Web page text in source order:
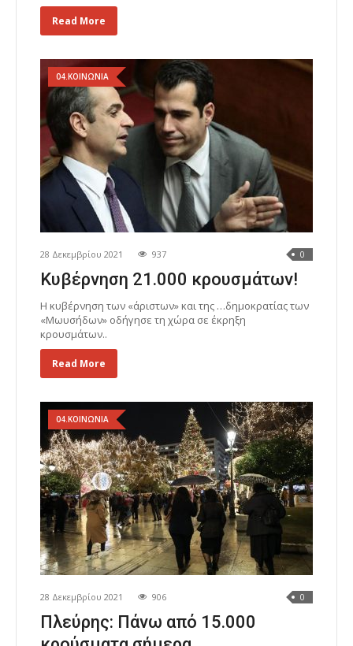
Read More
04.ΚΟΙΝΩΝΙΑ
28 Δεκεμβρίου 2021 937 0
Κυβέρνηση 21.000 κρουσμάτων!
Η κυβέρνηση των «άριστων» και της …δημοκρατίας των
«Μωυσήδων» οδήγησε τη χώρα σε έκρηξη
κρουσμάτων..
Read More
04.ΚΟΙΝΩΝΙΑ
28 Δεκεμβρίου 2021 906 0
Πλεύρης: Πάνω από 15.000